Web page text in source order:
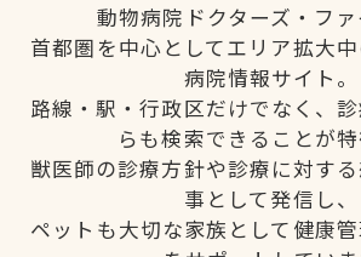
動物病院ドクターズ・ファ
首都圏を中心としてエリア拡大
病院情報サイト。
路線・駅・行政区だけでなく、
らも検索できることが特
獣医師の診療方針や診療に対す
事として発信し、
ペットも大切な家族として健康